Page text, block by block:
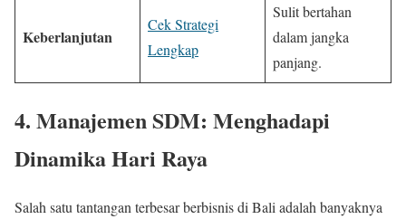
Keberlanjutan
Cek Strategi
Lengkap
Sulit bertahan
dalam jangka
panjang.
4. Manajemen SDM: Menghadapi
Dinamika Hari Raya
Salah satu tantangan terbesar berbisnis di Bali adalah banyaknya